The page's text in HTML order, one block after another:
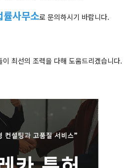
률사무소로 문의하시기 바랍니다.
이 최선의 조력을 다해 도움드리겠습니다.